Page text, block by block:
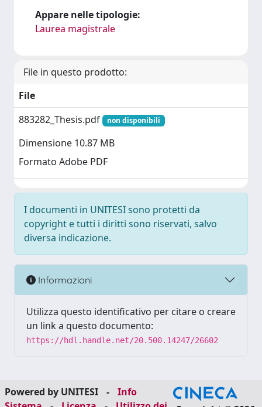
Appare nelle tipologie:
Laurea magistrale
File in questo prodotto:
File
883282_Thesis.pdf
non disponibili
Dimensione 10.87 MB
Formato Adobe PDF
I documenti in UNITESI sono protetti da
copyright e tutti i diritti sono riservati, salvo
diversa indicazione.
Informazioni
Utilizza questo identificativo per citare o creare
un link a questo documento:
https://hdl.handle.net/20.500.14247/26602
Powered by UNITESI -
Info